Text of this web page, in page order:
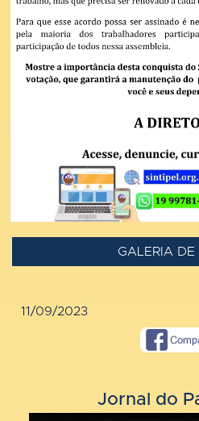
GALERIA DE
11/09/2023
Jornal do